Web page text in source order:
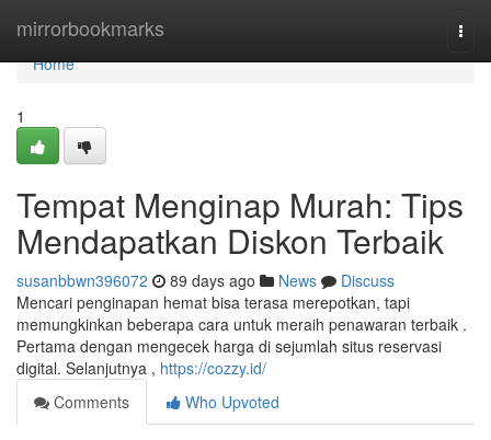
mirrorbookmarks
Home
Home
1
Tempat Menginap Murah: Tips
Mendapatkan Diskon Terbaik
susanbbwn396072 89 days ago News
Discuss
Mencari penginapan hemat bisa terasa merepotkan, tapi
memungkinkan beberapa cara untuk meraih penawaran terbaik .
Pertama dengan mengecek harga di sejumlah situs reservasi
digital. Selanjutnya , https://cozzy.id/
Comments
Who Upvoted